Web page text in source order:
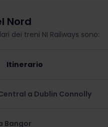
Nord
dei treni NI Railways sono:
Itinerario
a Dublin Connolly
Bangor